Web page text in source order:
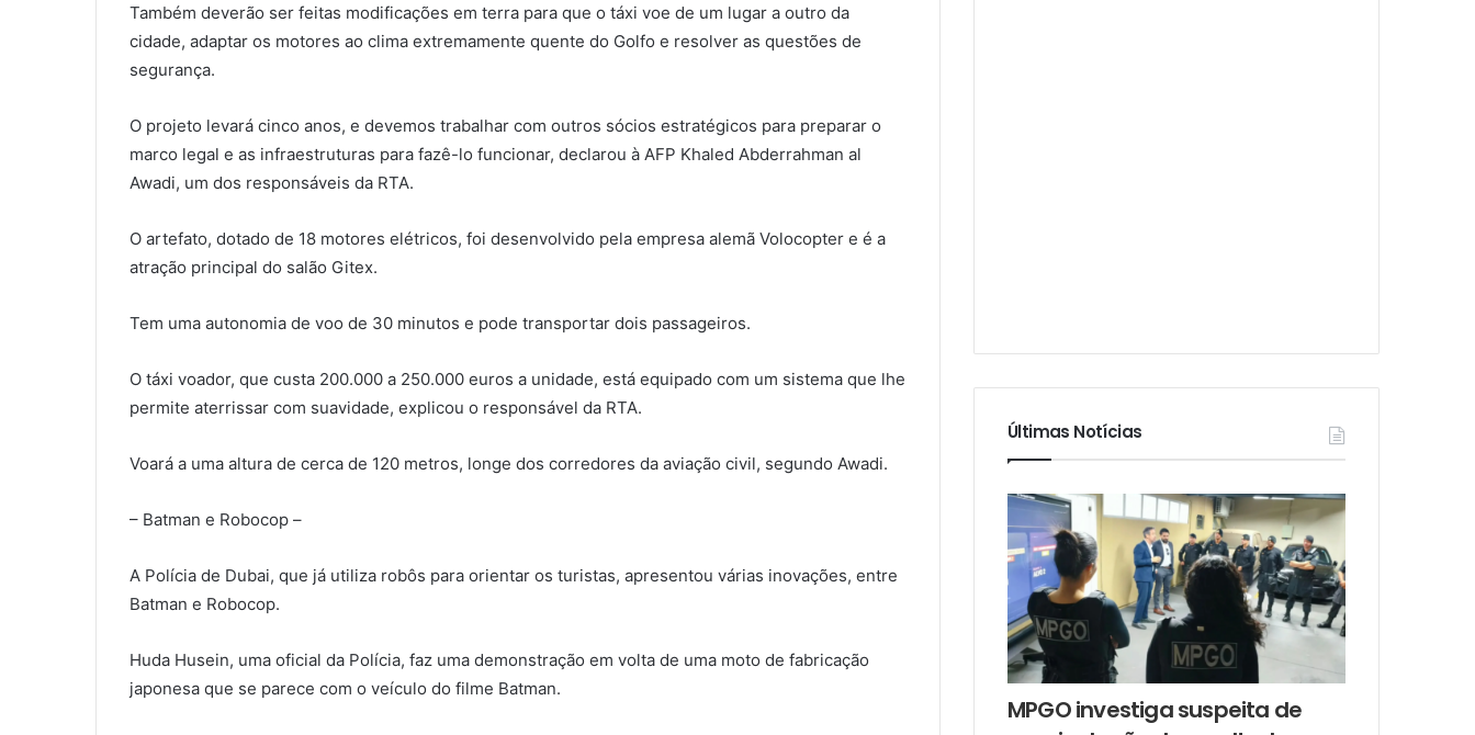
Também deverão ser feitas modificações em terra para que o táxi voe de um lugar a outro da
cidade, adaptar os motores ao clima extremamente quente do Golfo e resolver as questões de
segurança.
O projeto levará cinco anos, e devemos trabalhar com outros sócios estratégicos para preparar o
marco legal e as infraestruturas para fazê-lo funcionar, declarou à AFP Khaled Abderrahman al
Awadi, um dos responsáveis da RTA.
O artefato, dotado de 18 motores elétricos, foi desenvolvido pela empresa alemã Volocopter e é a
atração principal do salão Gitex.
Tem uma autonomia de voo de 30 minutos e pode transportar dois passageiros.
O táxi voador, que custa 200.000 a 250.000 euros a unidade, está equipado com um sistema que lhe
permite aterrissar com suavidade, explicou o responsável da RTA.
Voará a uma altura de cerca de 120 metros, longe dos corredores da aviação civil, segundo Awadi.
– Batman e Robocop –
A Polícia de Dubai, que já utiliza robôs para orientar os turistas, apresentou várias inovações, entre
Batman e Robocop.
Huda Husein, uma oficial da Polícia, faz uma demonstração em volta de uma moto de fabricação
japonesa que se parece com o veículo do filme Batman.
Últimas Notícias
MPGO investiga suspeita de